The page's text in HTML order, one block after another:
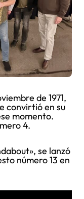
de 1971,
convirtió en su
momento.
4.
se lanzó
número 13 en